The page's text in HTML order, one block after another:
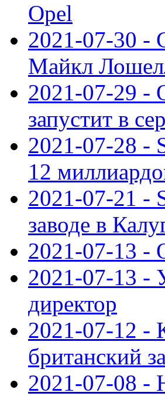
Opel
2021-07-30 -
Майкл
2021-07-29 -
запустит в
2021-07-28 -
12
2021-07-21 -
заводе в
2021-07-13 -
2021-07-13 -
директор
2021-07-12 -
британский
2021-07-08 -